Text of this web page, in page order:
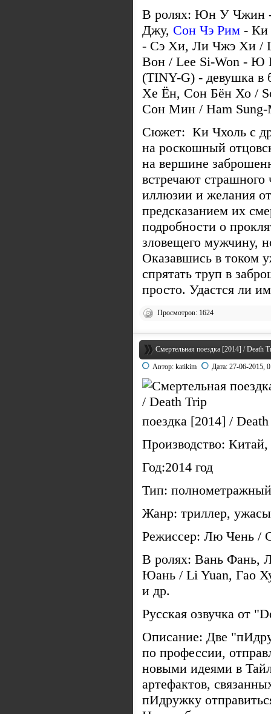
В ролях: Юн У
Джу, Сон Чэ Рим - Ки
- Сэ Хи, Ли Чжэ Хи /
Вон / Lee Si-Won -
(TINY-G) - девушка в
Хе Ён, Сон Бён Хо /
Сон Мин / Ham
Сюжет: Ки Чхоль с
на роскошный
на вершине
встречают страшного
иллюзии и желания
предсказанием их
подробности о
зловещего мужчину,
Оказавшись в током
спрятать труп в
просто. Удастся ли
Просмотров: 1624
Смертельная поездка [2014] / Death
Автор: katikim Дата: 27-06-2015,
поездка [2014] /
Производство:
Год:2014 год
Тип:
Жанр: триллер,
Режиссер: Лю Чень /
В ролях: Вань Фань,
Юань / Li Yuan, Гао
и др.
Русская озвучка от
Описание: Две
по профессии,
новыми идеями в
артефактов,
пИдружку